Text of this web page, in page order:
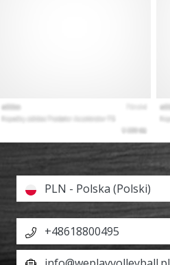
PLN - Polska (Polski)
+48618800495